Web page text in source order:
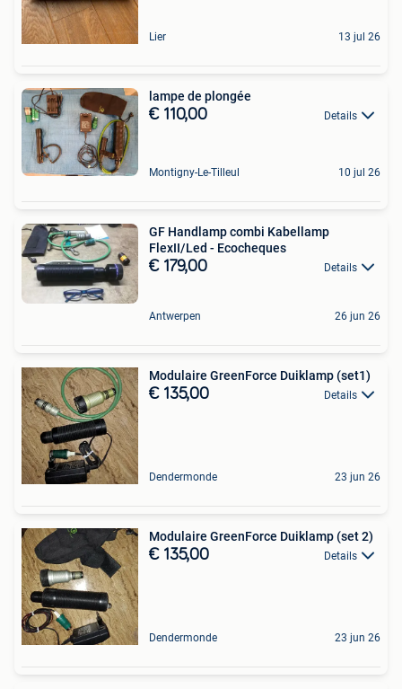
Lier 13 jul 26
lampe de plongée
€ 110,00 Details
Montigny-Le-Tilleul 10 jul 26
GF Handlamp combi Kabellamp
FlexII/Led - Ecocheques
€ 179,00 Details
Antwerpen 26 jun 26
Modulaire GreenForce Duiklamp (set1)
€ 135,00 Details
Dendermonde 23 jun 26
Modulaire GreenForce Duiklamp (set 2)
€ 135,00 Details
Dendermonde 23 jun 26